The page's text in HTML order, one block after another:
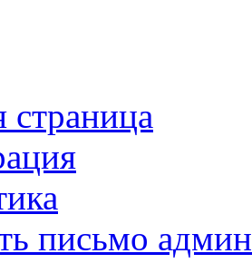
страница
письмо